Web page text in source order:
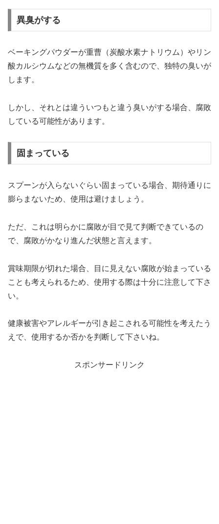
異臭がする
ベーキングパウダーが重曹（炭酸水素ナトリウム）やリン
酸カルシウムなどの無機質を多く含むので、独特の臭いが
します。
しかし、それとは違ういつもと違う臭いがする場合、腐敗
している可能性があります。
固まっている
スプーンが入らないぐらい固まっている場合、期待通りに
膨らまないため、使用は避けましょう。
ただ、これは明らかに腐敗が目で見て判断できているの
で、腐敗がかなり進んだ状態と言えます。
賞味期限が切れた場合、目に見えない腐敗が始まっている
ことも考えられるため、使用する際は十分に注意して下さ
い。
健康被害やアレルギーが引き起こされる可能性を考えたう
えで、使用するか否かを判断して下さいね。
スポンサードリンク